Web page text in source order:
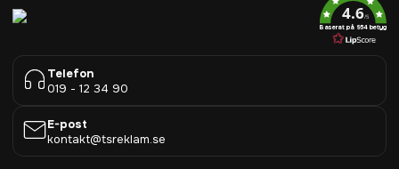
4.6/5
Baserat på 954 betyg
Telefon
019 - 12 34 90
E-post
kontakt@tsreklam.se